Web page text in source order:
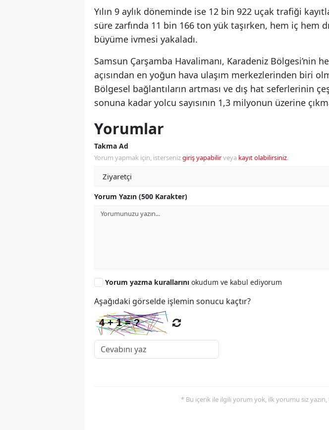
Yılın 9 aylık döneminde ise 12 bin 922 uçak trafiği
süre zarfında 11 bin 166 ton yük taşırken, hem iç hem
büyüme ivmesi yakaladı.
Samsun Çarşamba Havalimanı, Karadeniz Bölgesi’nin
açısından en yoğun hava ulaşım merkezlerinden biri
Bölgesel bağlantıların artması ve dış hat seferlerinin
sonuna kadar yolcu sayısının 1,3 milyonun üzerine
Yorumlar
Takma Ad
Yorum yapmak için, istersenizgiriş yapabilirveya kayıt olabilirsiniz.
Yorum Yazın (500 Karakter)
Yorum yazma kurallarını okudum ve kabul ediyorum
Aşağıdaki görselde işlemin sonucu kaçtır?
* Bu içerik ile ilgili yorum yok, ilk yorumu siz yazın,